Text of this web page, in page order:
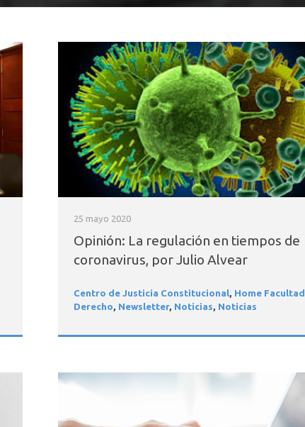
25 mayo 2020
Opinión: La regulación en tiempos de
coronavirus, por Julio Alvear
Centro de Justicia Constitucional, Home Facultad
Derecho, Newsletter, Noticias, Noticias